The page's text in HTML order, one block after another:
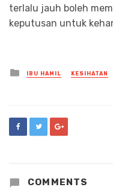
terlalu jauh boleh
keputusan untuk
Posted
in
IBU HAMIL KESIHATAN
COMMENTS